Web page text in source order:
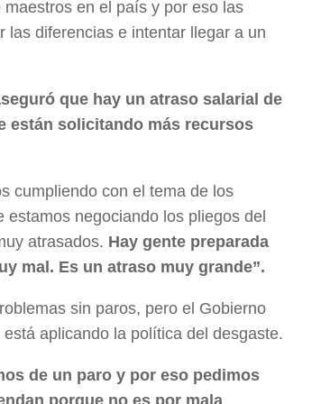
en el país y por eso las
las diferencias e intentar llegar a un
que hay un atraso salarial de
están solicitando más recursos
cumpliendo con el tema de los
negociando los pliegos del
atrasados. Hay gente preparada
mal. Es un atraso muy grande”.
sin paros, pero el Gobierno
aplicando la política del desgaste.
de un paro y por eso pedimos
porque no es por mala